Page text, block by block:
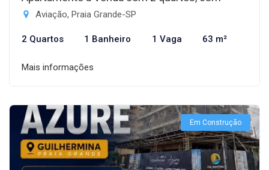
Aviação, Praia Grande-SP
2 Quartos 1 Banheiro 1 Vaga 63 m²
Mais informações
Em Construção